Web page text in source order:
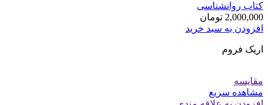
کتاب روانشناسی
2,000,000 تومان
افزودن به سبد خرید
اریک فروم
مقایسه
مشاهده سریع